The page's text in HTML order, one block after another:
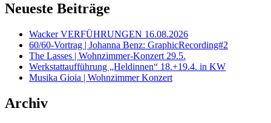
Neueste Beiträge
Wacker VERFÜHRUNGEN 16.08.2026
60/60-Vortrag | Johanna Benz: GraphicRecording#2
The Lasses | Wohnzimmer-Konzert 29.5.
Werkstattaufführung „Heldinnen“ 18.+19.4. in KW
Musika Gioia | Wohnzimmer Konzert
Archiv